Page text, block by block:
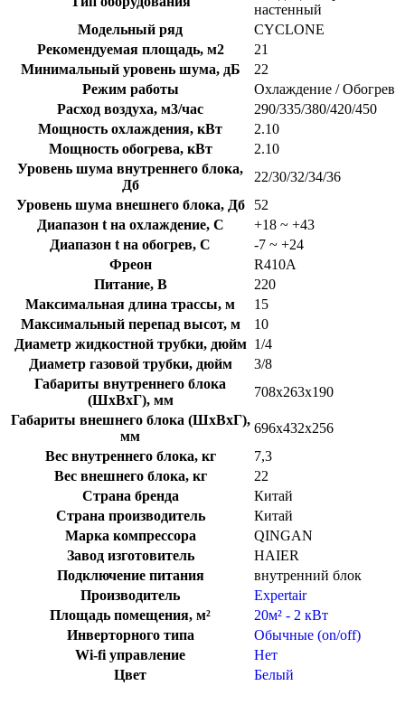
настенный
Модельный ряд
CYCLONE
Рекомендуемая площадь, м2
21
Минимальный уровень шума, дБ
22
Режим работы
Охлаждение / Обогрев
Расход воздуха, м3/час
290/335/380/420/450
Мощность охлаждения, кВт
2.10
Мощность обогрева, кВт
2.10
Уровень шума внутреннего блока,
Дб
22/30/32/34/36
Уровень шума внешнего блока, Дб
52
Диапазон t на охлаждение, C
+18 ~ +43
Диапазон t на обогрев, C
-7 ~ +24
Фреон
R410A
Питание, В
220
Максимальная длина трассы, м
15
Максимальный перепад высот, м
10
Диаметр жидкостной трубки, дюйм 1/4
Диаметр газовой трубки, дюйм
3/8
Габариты внутреннего блока
(ШхВхГ), мм
708x263x190
Габариты внешнего блока (ШхВхГ),
мм
696x432x256
Вес внутреннего блока, кг
7,3
Вес внешнего блока, кг
22
Страна бренда
Китай
Страна производитель
Китай
Марка компрессора
QINGAN
Завод изготовитель
HAIER
Подключение питания
внутренний блок
Производитель
Expertair
Площадь помещения, м²
20м² - 2 кВт
Инверторного типа
Обычные (on/off)
Wi-fi управление
Нет
Цвет
Белый